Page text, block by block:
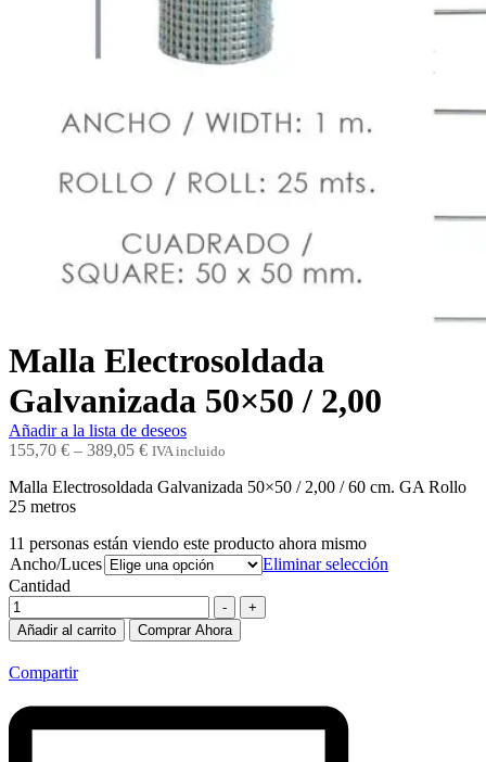
Malla Electrosoldada
Galvanizada 50×50 / 2,00
Añadir a la lista de deseos
155,70 € – 389,05 € IVA incluido
Malla Electrosoldada Galvanizada 50×50 / 2,00 / 60 cm. GA Rollo
25 metros
11 personas están viendo este producto ahora mismo
Ancho/Luces
Eliminar selección
Cantidad
-
+
Añadir al carrito
Comprar Ahora
Compartir